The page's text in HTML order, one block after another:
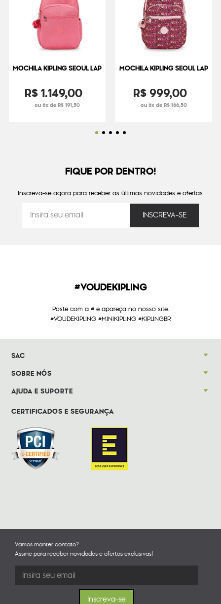
MOCHILA KIPLING SEOUL LAP
R$1.149,00
ou 6x de R$ 191,50
MOCHILA KIPLING SEOUL LAP
R$999,00
ou 6x de R$ 166,50
FIQUE POR DENTRO!
Inscreva-se agora para receber as últimas novidades e ofertas.
#VOUDEKIPLING
Poste com a # e apareça no nosso site.
#VOUDEKIPLING #MINIKIPLING #KIPLINGBR
SAC
SOBRE NÓS
AJUDA E SUPORTE
CERTIFICADOS E SEGURANÇA
Vamos manter contato?
Assine para receber novidades e ofertas exclusivas!